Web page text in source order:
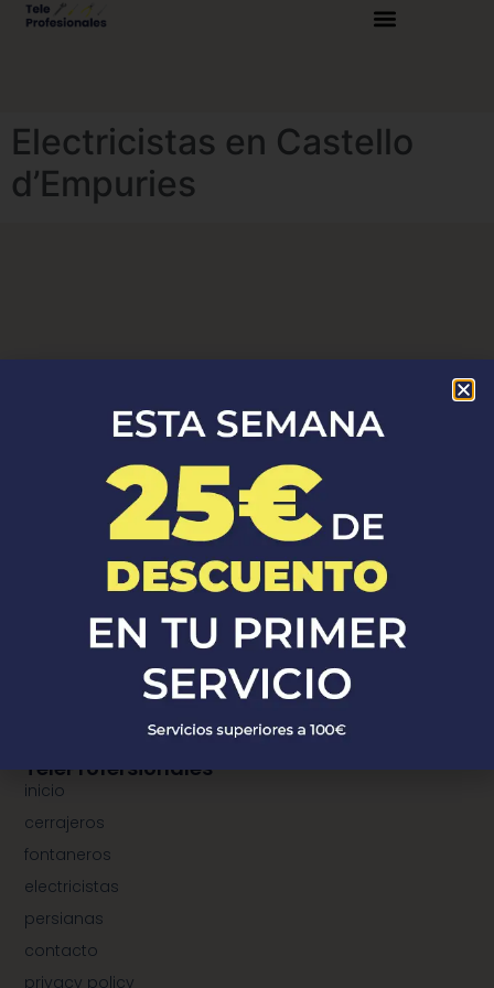
Electricistas en Castello
d’Empuries
TeleProfersionales
inicio
cerrajeros
fontaneros
electricistas
persianas
contacto
privacy policy
¿Donde Estamos?
¿dónde estamos?
municipios de cerrajeros
municipios de fontaneros
municipios de instalación de persianas